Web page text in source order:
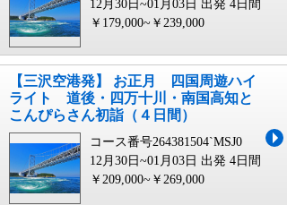
12月30日~01月03日 出発 4日間
￥179,000~￥239,000
【三沢空港発】 お正月 四国周遊ハイ
ライト 道後・四万十川・南国高知と
こんぴらさん初詣（４日間）
コース番号264381504`MSJ0
12月30日~01月03日 出発 4日間
￥209,000~￥269,000